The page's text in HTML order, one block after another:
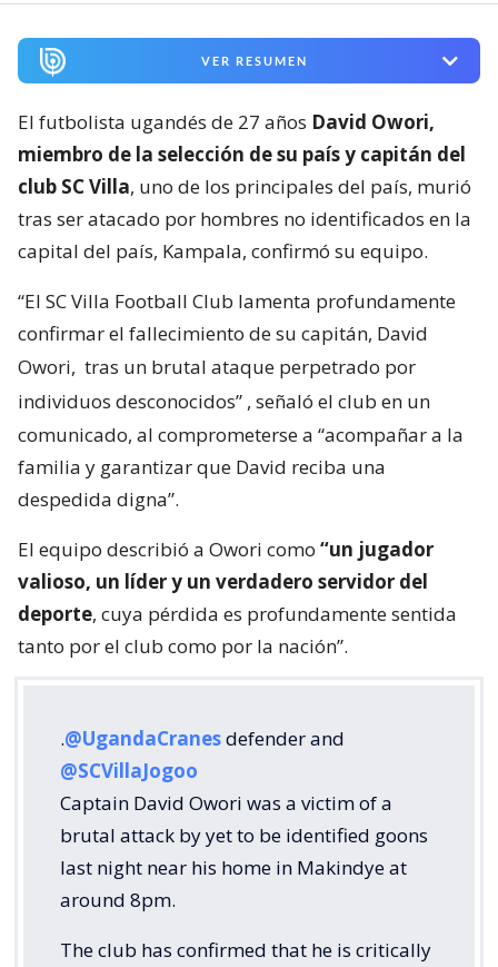
VER RESUMEN
El futbolista ugandés de 27 años David Owori,
miembro de la selección de su país y capitán del
club SC Villa, uno de los principales del país, murió
tras ser atacado por hombres no identificados en la
capital del país, Kampala, confirmó su equipo.
“El SC Villa Football Club lamenta profundamente
confirmar el fallecimiento de su capitán, David
Owori, tras un brutal ataque perpetrado por
individuos desconocidos” , señaló el club en un
comunicado, al comprometerse a “acompañar a la
familia y garantizar que David reciba una
despedida digna”.
El equipo describió a Owori como “un jugador
valioso, un líder y un verdadero servidor del
deporte, cuya pérdida es profundamente sentida
tanto por el club como por la nación”.
.@UgandaCranesdefender and
@SCVillaJogoo
Captain David Owori was a victim of a
brutal attack by yet to be identified goons
last night near his home in Makindye at
around 8pm.
The club has confirmed that he is critically